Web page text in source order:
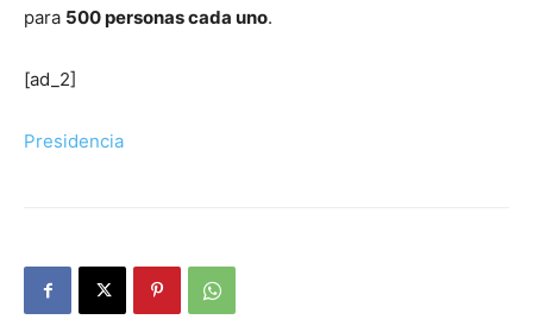
para 500 personas cada uno.
[ad_2]
Presidencia